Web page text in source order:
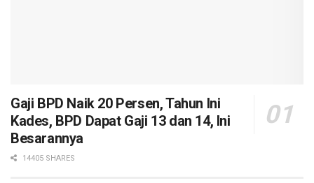
Gaji BPD Naik 20 Persen, Tahun Ini
Kades, BPD Dapat Gaji 13 dan 14, Ini
Besarannya
14405 SHARES